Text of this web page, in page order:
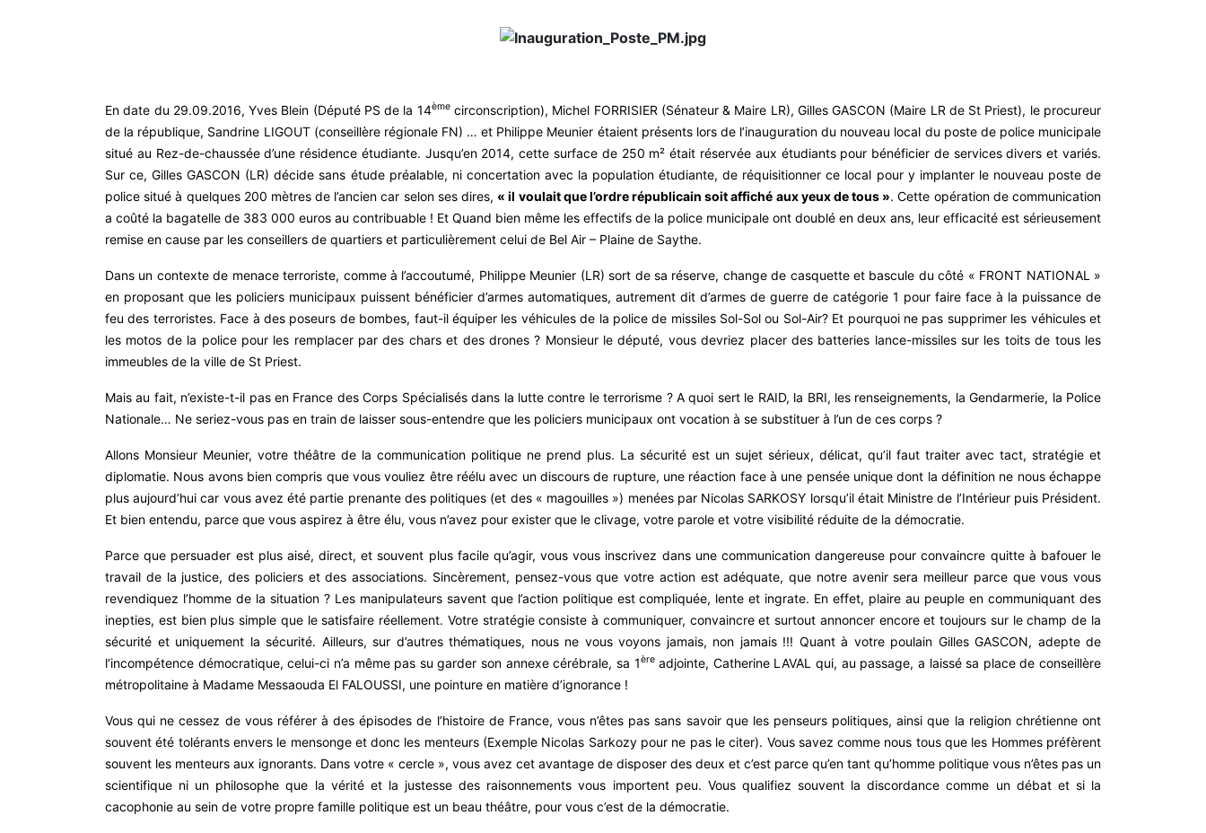
En date du 29.09.2016, Yves Blein (Député PS de la 14èmecirconscription), Michel FORRISIER (Sénateur & Maire LR), Gilles GASCON (Maire LR de St Priest), le procureur
de la république, Sandrine LIGOUT (conseillère régionale FN) … et Philippe Meunier étaient présents lors de l’inauguration du nouveau local du poste de police municipale
situé au Rez-de-chaussée d’une résidence étudiante. Jusqu’en 2014, cette surface de 250 m² était réservée aux étudiants pour bénéficier de services divers et variés.
Sur ce, Gilles GASCON (LR) décide sans étude préalable, ni concertation avec la population étudiante, de réquisitionner ce local pour y implanter le nouveau poste de
police situé à quelques 200 mètres de l’ancien car selon ses dires, « il voulait que l’ordre républicain soit affiché aux yeux de tous ». Cette opération de communication
a coûté la bagatelle de 383 000 euros au contribuable ! Et Quand bien même les effectifs de la police municipale ont doublé en deux ans, leur efficacité est sérieusement
remise en cause par les conseillers de quartiers et particulièrement celui de Bel Air – Plaine de Saythe.
Dans un contexte de menace terroriste, comme à l’accoutumé, Philippe Meunier (LR) sort de sa réserve, change de casquette et bascule du côté « FRONT NATIONAL »
en proposant que les policiers municipaux puissent bénéficier d’armes automatiques, autrement dit d’armes de guerre de catégorie 1 pour faire face à la puissance de
feu des terroristes. Face à des poseurs de bombes, faut-il équiper les véhicules de la police de missiles Sol-Sol ou Sol-Air? Et pourquoi ne pas supprimer les véhicules et
les motos de la police pour les remplacer par des chars et des drones ? Monsieur le député, vous devriez placer des batteries lance-missiles sur les toits de tous les
immeubles de la ville de St Priest.
Mais au fait, n’existe-t-il pas en France des Corps Spécialisés dans la lutte contre le terrorisme ? A quoi sert le RAID, la BRI, les renseignements, la Gendarmerie, la Police
Nationale… Ne seriez-vous pas en train de laisser sous-entendre que les policiers municipaux ont vocation à se substituer à l’un de ces corps ?
Allons Monsieur Meunier, votre théâtre de la communication politique ne prend plus. La sécurité est un sujet sérieux, délicat, qu’il faut traiter avec tact, stratégie et
diplomatie. Nous avons bien compris que vous vouliez être réélu avec un discours de rupture, une réaction face à une pensée unique dont la définition ne nous échappe
plus aujourd’hui car vous avez été partie prenante des politiques (et des « magouilles ») menées par Nicolas SARKOSY lorsqu’il était Ministre de l’Intérieur puis Président.
Et bien entendu, parce que vous aspirez à être élu, vous n’avez pour exister que le clivage, votre parole et votre visibilité réduite de la démocratie.
Parce que persuader est plus aisé, direct, et souvent plus facile qu’agir, vous vous inscrivez dans une communication dangereuse pour convaincre quitte à bafouer le
travail de la justice, des policiers et des associations. Sincèrement, pensez-vous que votre action est adéquate, que notre avenir sera meilleur parce que vous vous
revendiquez l’homme de la situation ? Les manipulateurs savent que l’action politique est compliquée, lente et ingrate. En effet, plaire au peuple en communiquant des
inepties, est bien plus simple que le satisfaire réellement. Votre stratégie consiste à communiquer, convaincre et surtout annoncer encore et toujours sur le champ de la
sécurité et uniquement la sécurité. Ailleurs, sur d’autres thématiques, nous ne vous voyons jamais, non jamais !!! Quant à votre poulain Gilles GASCON, adepte de
l’incompétence démocratique, celui-ci n’a même pas su garder son annexe cérébrale, sa 1èreadjointe, Catherine LAVAL qui, au passage, a laissé sa place de conseillère
métropolitaine à Madame Messaouda El FALOUSSI, une pointure en matière d’ignorance !
Vous qui ne cessez de vous référer à des épisodes de l’histoire de France, vous n’êtes pas sans savoir que les penseurs politiques, ainsi que la religion chrétienne ont
souvent été tolérants envers le mensonge et donc les menteurs (Exemple Nicolas Sarkozy pour ne pas le citer). Vous savez comme nous tous que les Hommes préfèrent
souvent les menteurs aux ignorants. Dans votre « cercle », vous avez cet avantage de disposer des deux et c’est parce qu’en tant qu’homme politique vous n’êtes pas un
scientifique ni un philosophe que la vérité et la justesse des raisonnements vous importent peu. Vous qualifiez souvent la discordance comme un débat et si la
cacophonie au sein de votre propre famille politique est un beau théâtre, pour vous c’est de la démocratie.